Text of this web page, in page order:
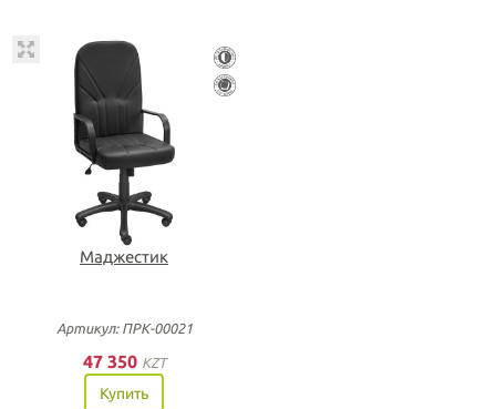
Маджестик
Артикул: ПРК-00021
47 350 KZT
Купить